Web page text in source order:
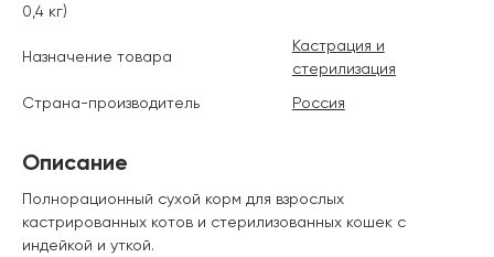
Описание
Полнорационный сухой корм для взрослых
кастрированных котов и стерилизованных кошек с
индейкой и уткой.
0,4 кг)
Назначение товара
Кастрация и
стерилизация
Страна-производитель
Россия